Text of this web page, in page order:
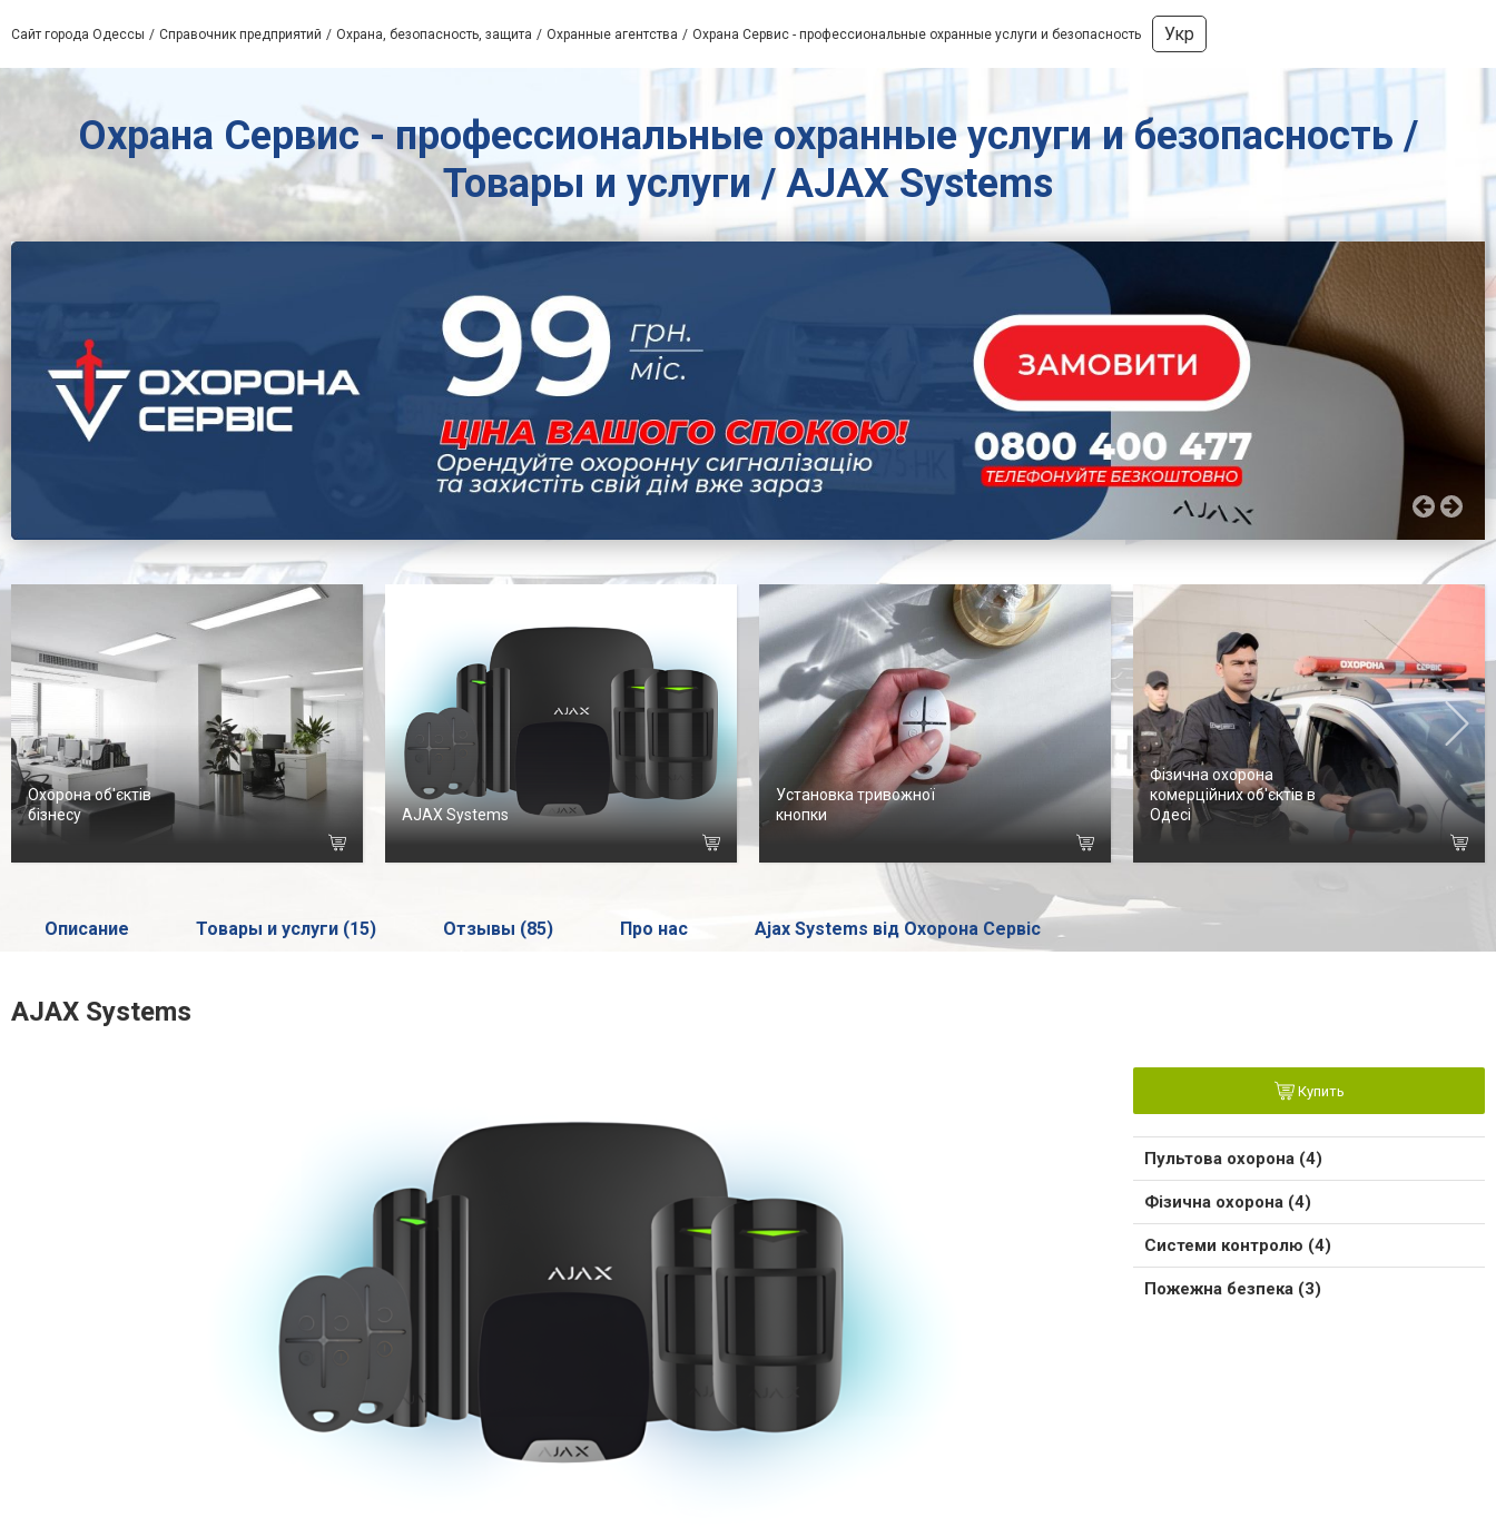
Сайт города Одессы Справочник предприятий Охрана, безопасность, защита Охранные агентства Охрана Сервис - профессиональные охранные услуги и безопасность Укр
Охрана Сервис - профессиональные охранные услуги и безопасность /
Товары и услуги / AJAX Systems
Охорона об'єктів
бізнесу
AJAX Systems
Установка тривожної
кнопки
Фізична охорона
комерційних об'єктів в
Одесі
Описание Товары и услуги (15) Отзывы (85) Про нас Ajax Systems від Охорона Сервіс
AJAX Systems
Купить
Пультова охорона (4)
Фізична охорона (4)
Системи контролю (4)
Пожежна безпека (3)